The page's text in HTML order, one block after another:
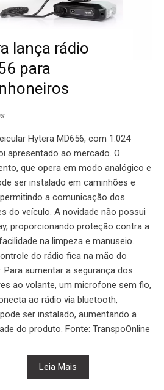
lança rádio
para
Hytera MD656, com 1.024
apresentado ao mercado. O
que opera em modo analógico e
ser instalado em caminhões e
a comunicação dos
do veículo. A novidade não possui
proporcionando proteção contra a
na limpeza e manuseio.
do rádio fica na mão do
Para aumentar a segurança dos
ao volante, um microfone sem fio,
ao rádio via bluetooth,
ser instalado, aumentando a
do produto. Fonte: TranspoOnline
Leia Mais